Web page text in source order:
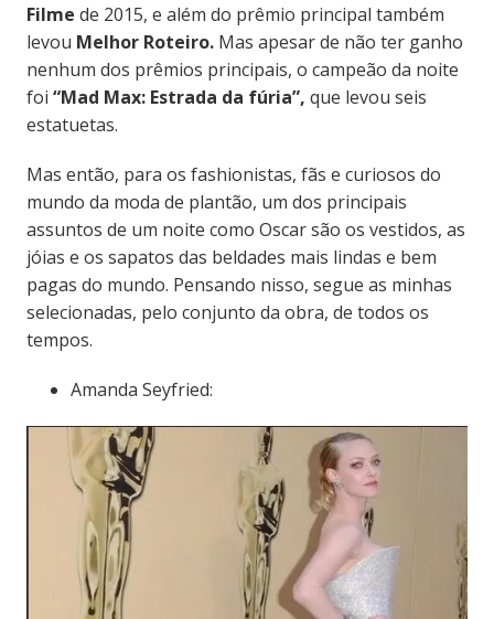
Filme de 2015, e além do prêmio principal também
levou Melhor Roteiro. Mas apesar de não ter ganho
nenhum dos prêmios principais, o campeão da noite
foi “Mad Max: Estrada da fúria”, que levou seis
estatuetas.
Mas então, para os fashionistas, fãs e curiosos do
mundo da moda de plantão, um dos principais
assuntos de um noite como Oscar são os vestidos, as
jóias e os sapatos das beldades mais lindas e bem
pagas do mundo. Pensando nisso, segue as minhas
selecionadas, pelo conjunto da obra, de todos os
tempos.
Amanda Seyfried: